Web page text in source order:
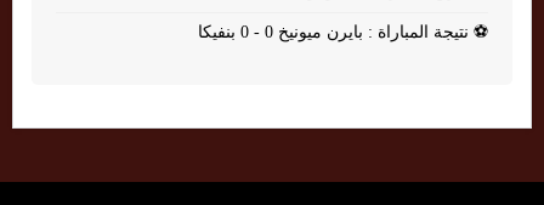
⚽ نتيجة المباراة : بايرن ميونيخ 0 - 0 بنفيكا